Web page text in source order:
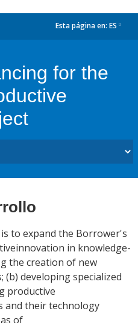
Esta página en: ES
for the
to expand the Borrower's
in knowledge-
the creation of new
(b) developing specialized
productive
and their technology
of